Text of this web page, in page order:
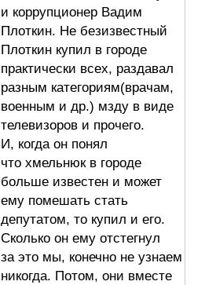
и коррупционер Вадим
Плоткин. Не безизвестный
Плоткин купил в городе
практически всех, раздавал
разным категориям(врачам,
военным и др.) мзду в виде
телевизоров и прочего.
И, когда он понял
что хмельнюк в городе
больше известен и может
ему помешать стать
депутатом, то купил и его.
Сколько он ему отстегнул
за это мы, конечно не узнаем
никогда. Потом, они вместе